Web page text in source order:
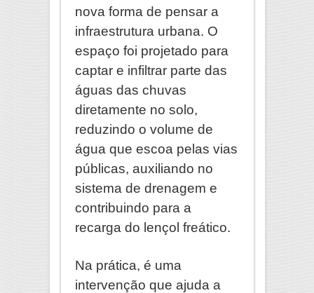
nova forma de pensar a
infraestrutura urbana. O
espaço foi projetado para
captar e infiltrar parte das
águas das chuvas
diretamente no solo,
reduzindo o volume de
água que escoa pelas vias
públicas, auxiliando no
sistema de drenagem e
contribuindo para a
recarga do lençol freático.
Na prática, é uma
intervenção que ajuda a